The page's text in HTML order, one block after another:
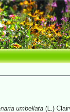
umbellata (L.)